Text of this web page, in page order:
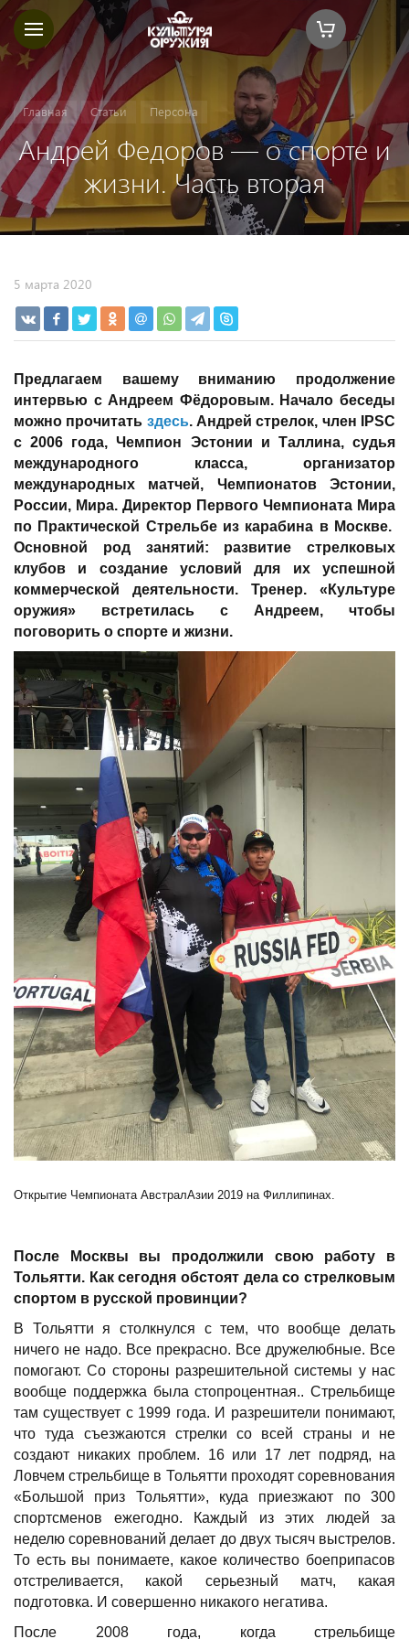
Главная Статьи Персона
Андрей Федоров — о спорте и
жизни. Часть вторая
5 марта 2020
Предлагаем вашему вниманию продолжение
интервью с Андреем Фёдоровым. Начало беседы
можно прочитать здесь. Андрей стрелок, член IPSC
с 2006 года, Чемпион Эстонии и Таллина, судья
международного класса, организатор
международных матчей, Чемпионатов Эстонии,
России, Мира. Директор Первого Чемпионата Мира
по Практической Стрельбе из карабина в Москве.
Основной род занятий: развитие стрелковых
клубов и создание условий для их успешной
коммерческой деятельности. Тренер. «Культуре
оружия» встретилась с Андреем, чтобы
поговорить о спорте и жизни.
Открытие Чемпионата АвстралАзии 2019 на Филлипинах.
После Москвы вы продолжили свою работу в
Тольятти. Как сегодня обстоят дела со стрелковым
спортом в русской провинции?
В Тольятти я столкнулся с тем, что вообще делать
ничего не надо. Все прекрасно. Все дружелюбные. Все
помогают. Со стороны разрешительной системы у нас
вообще поддержка была стопроцентная.. Стрельбище
там существует с 1999 года. И разрешители понимают,
что туда съезжаются стрелки со всей страны и не
создают никаких проблем. 16 или 17 лет подряд, на
Ловчем стрельбище в Тольятти проходят соревнования
«Большой приз Тольятти», куда приезжают по 300
спортсменов ежегодно. Каждый из этих людей за
неделю соревнований делает до двух тысяч выстрелов.
То есть вы понимаете, какое количество боеприпасов
отстреливается, какой серьезный матч, какая
подготовка. И совершенно никакого негатива.
После 2008 года, когда стрельбище